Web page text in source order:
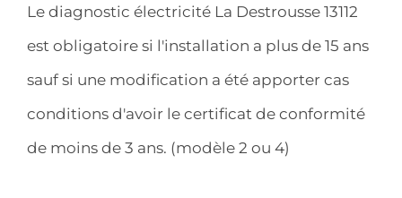
Le diagnostic électricité La Destrousse 13112
est obligatoire si l'installation a plus de 15 ans
sauf si une modification a été apporter cas
conditions d'avoir le certificat de conformité
de moins de 3 ans. (modèle 2 ou 4)